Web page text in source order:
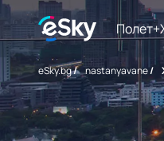
eSky.bg/ nastanyavane/